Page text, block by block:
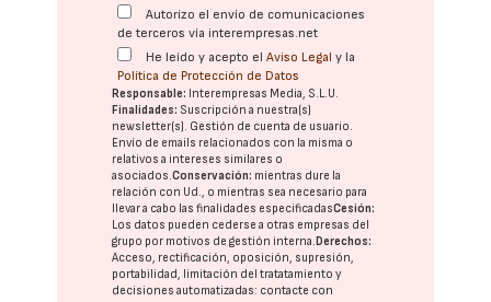
Autorizo el envío de comunicaciones
de terceros vía interempresas.net
He leído y acepto elAviso Legal y la
Política de Protección de Datos
Responsable: Interempresas Media, S.L.U.
Finalidades: Suscripción a nuestra(s)
newsletter(s). Gestión de cuenta de usuario.
Envío de emails relacionados con la misma o
relativos a intereses similares o
asociados.Conservación: mientras dure la
relación con Ud., o mientras sea necesario para
llevar a cabo las finalidades especificadasCesión:
Los datos pueden cederse a otras empresas del
grupo por motivos de gestión interna.Derechos:
Acceso, rectificación, oposición, supresión,
portabilidad, limitación del tratatamiento y
decisiones automatizadas: contacte con